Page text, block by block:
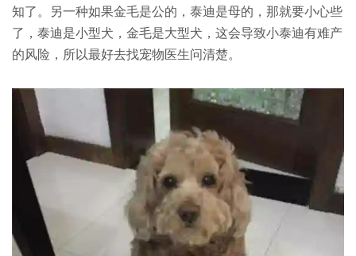
知了。另一种如果金毛是公的，泰迪是母的，那就要小心些
了，泰迪是小型犬，金毛是大型犬，这会导致小泰迪有难产
的风险，所以最好去找宠物医生问清楚。